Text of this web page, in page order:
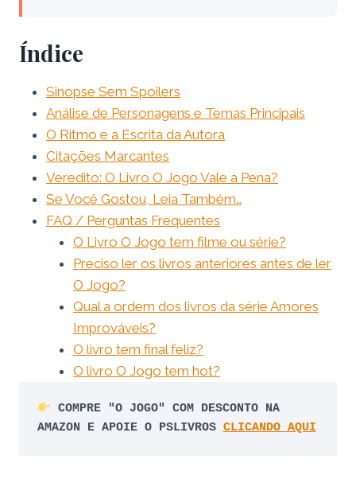
Índice
Sinopse Sem Spoilers
Análise de Personagens e Temas Principais
O Ritmo e a Escrita da Autora
Citações Marcantes
Veredito: O Livro O Jogo Vale a Pena?
Se Você Gostou, Leia Também…
FAQ / Perguntas Frequentes
O Livro O Jogo tem filme ou série?
Preciso ler os livros anteriores antes de ler
O Jogo?
Qual a ordem dos livros da série Amores
Improváveis?
O livro tem final feliz?
O livro O Jogo tem hot?
COMPRE "O JOGO" COM DESCONTO NA
AMAZON E APOIE O PSLIVROS CLICANDO AQUI